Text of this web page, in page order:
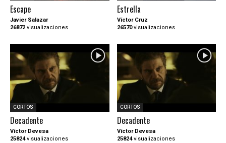
Escape
Javier Salazar
26872 visualizaciones
Estrella
Víctor Cruz
26570visualizaciones
CORTOS
Decadente
Víctor Devesa
25824visualizaciones
CORTOS
Decadente
Víctor Devesa
25824visualizaciones